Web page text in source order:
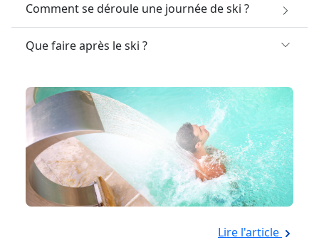
Comment se déroule une journée de ski ?
Que faire après le ski ?
Lire l'article